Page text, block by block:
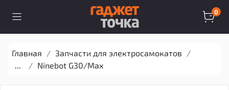
0
Главная
Запчасти для электросамокатов
...
Ninebot G30/Max